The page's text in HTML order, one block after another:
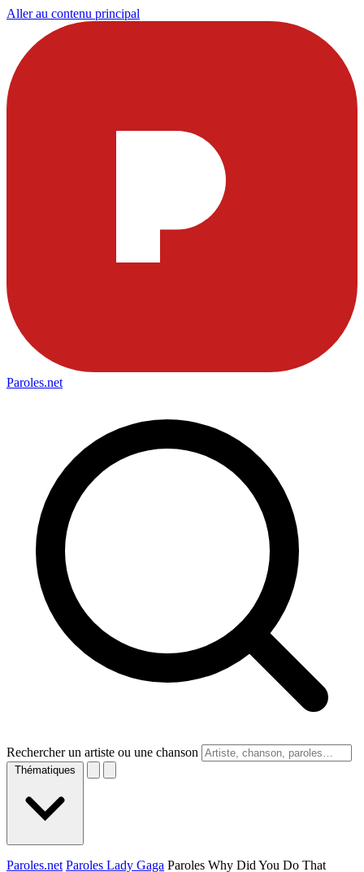
Aller au contenu principal
Paroles.net
Rechercher un artiste ou une chanson
Thématiques
Paroles.net Paroles Lady Gaga Paroles Why Did You Do That